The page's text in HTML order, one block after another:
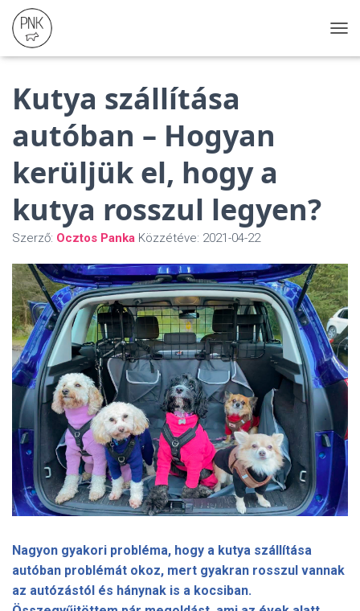
A
Á
R
Á
S
A
Kutya szállítása
autóban – Hogyan
kerüljük el, hogy a
kutya rosszul legyen?
Szerző: Ocztos Panka Közzétéve: 2021-04-22
Nagyon gyakori probléma, hogy a kutya szállítása
autóban problémát okoz, mert gyakran rosszul vannak
az autózástól és hánynak is a kocsiban.